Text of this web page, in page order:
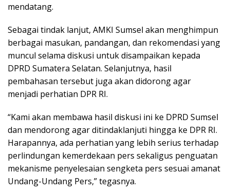
mendatang.
Sebagai tindak lanjut, AMKI Sumsel akan menghimpun
berbagai masukan, pandangan, dan rekomendasi yang
muncul selama diskusi untuk disampaikan kepada
DPRD Sumatera Selatan. Selanjutnya, hasil
pembahasan tersebut juga akan didorong agar
menjadi perhatian DPR RI.
“Kami akan membawa hasil diskusi ini ke DPRD Sumsel
dan mendorong agar ditindaklanjuti hingga ke DPR RI.
Harapannya, ada perhatian yang lebih serius terhadap
perlindungan kemerdekaan pers sekaligus penguatan
mekanisme penyelesaian sengketa pers sesuai amanat
Undang-Undang Pers,” tegasnya.